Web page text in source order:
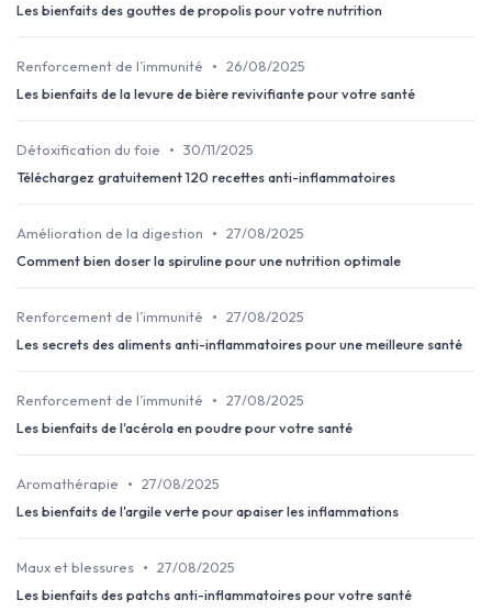
Les bienfaits des gouttes de propolis pour votre nutrition
Renforcement de l’immunité • 26/08/2025
Les bienfaits de la levure de bière revivifiante pour votre santé
Détoxification du foie • 30/11/2025
Téléchargez gratuitement 120 recettes anti-inflammatoires
Amélioration de la digestion • 27/08/2025
Comment bien doser la spiruline pour une nutrition optimale
Renforcement de l’immunité • 27/08/2025
Les secrets des aliments anti-inflammatoires pour une meilleure santé
Renforcement de l’immunité • 27/08/2025
Les bienfaits de l'acérola en poudre pour votre santé
Aromathérapie • 27/08/2025
Les bienfaits de l'argile verte pour apaiser les inflammations
Maux et blessures • 27/08/2025
Les bienfaits des patchs anti-inflammatoires pour votre santé